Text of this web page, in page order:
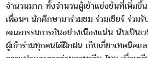
จำนวนมาก ทั้งจำนวนผู้เข้าแข่งขันที่เพิ่มขึ้
เพื่อนๆ นักศึกษามาร่วมชม ร่วมเชียร์ ร่วม
คณะกรรมการกันอย่างเนืองแน่น นับเป็นเ
ผู้เข้าร่วมทุกคนได้ฝึกฝน เก็บเกี่ยวเทคนิคแ